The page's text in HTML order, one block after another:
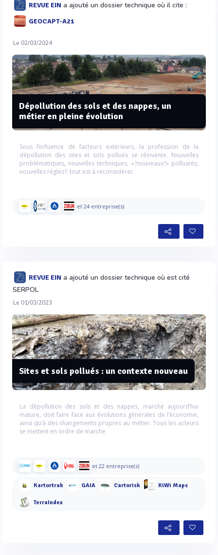
REVUE EIN a ajouté un dossier technique où il cite :
GEOCAPT-A21
Le 02/03/2024
Dépollution des sols et des nappes, un
métier en pleine évolution
Sous l’influence de facteurs extérieurs, la profession de la
dépollution des sites et sols pollués se réinvente. Nouvelles
problématiques, nouvelles techniques, «?nouveaux?» polluants,
nouvelles règles?: tout est à reconsidérer.
et 24 entreprise(s)
REVUE EIN a ajouté un dossier technique où est cité
SERPOL
Le 01/03/2023
Sites et sols pollués : un contexte nouveau
La dépollution des sols et des nappes, marché aujourd’hui
mature, doit faire face aux évolutions générales de l’économie,
ainsi qu’à des changements propres au métier. Tous les acteurs
se mettent en ordre de marche
et 22 entreprise(s)
Kartortrak GAIA Cartorisk KiWi Maps
TerraIndex